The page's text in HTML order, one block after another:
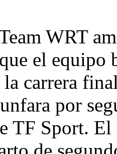
WRT
el equipo
carrera
por
TF Sport.